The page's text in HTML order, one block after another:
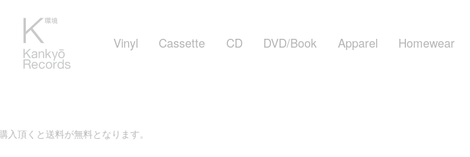
Vinyl Cassette CD DVD/Book Apparel Homewear
無料となります。